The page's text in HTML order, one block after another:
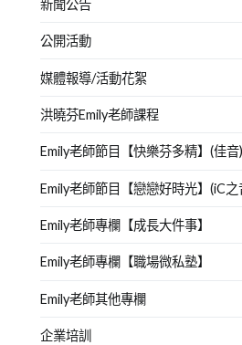
新聞公告
公開活動
媒體報導/活動花絮
洪曉芬Emily老師課程
Emily老師節目【快樂芬多精】(佳音)
Emily老師節目【戀戀好時光】(iC之
Emily老師專欄【成長大件事】
Emily老師專欄【職場微私塾】
Emily老師其他專欄
企業培訓